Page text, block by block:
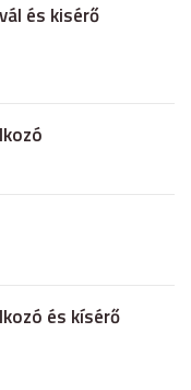
és kisérő
és kísérő